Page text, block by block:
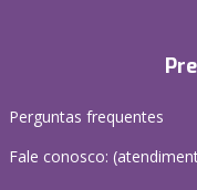
Perguntas frequentes
Fale conosco: